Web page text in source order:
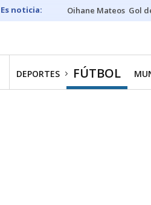
Oihane Mateos Gol
DEPORTES FÚTBOL